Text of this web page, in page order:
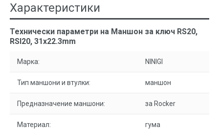
Характеристики
Технически параметри на Маншон за ключ RS20,
RSI20, 31x22.3mm
Марка: NINIGI
Тип маншони и втулки: маншон
Предназначение маншони: за Rocker
Материал: гума